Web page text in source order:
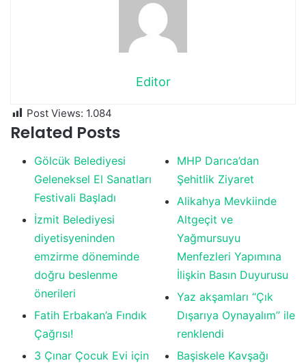
Editor
Post Views: 1.084
Related Posts
Gölcük Belediyesi
Geleneksel El Sanatları
Festivali Başladı
İzmit Belediyesi
diyetisyeninden
emzirme döneminde
doğru beslenme
önerileri
Fatih Erbakan’a Fındık
Çağrısı!
3 Çınar Çocuk Evi için
MHP Darıca’dan
Şehitlik Ziyaret
Alikahya Mevkiinde
Altgeçit ve
Yağmursuyu
Menfezleri Yapımına
İlişkin Basın Duyurusu
Yaz akşamları “Çık
Dışarıya Oynayalım” ile
renklendi
Başiskele Kavşağı